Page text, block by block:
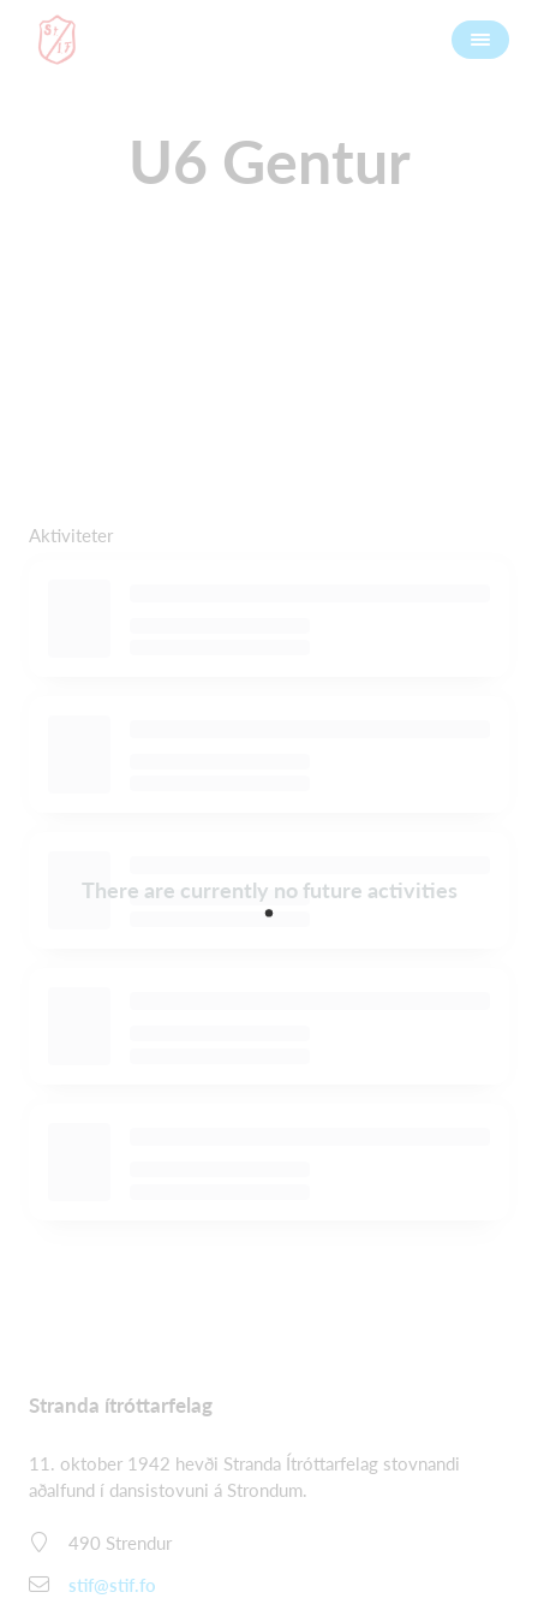
U6 Gentur
Aktiviteter
There are currently no future activities
Stranda ítróttarfelag
11. oktober 1942 hevði Stranda Ítróttarfelag stovnandi
aðalfund í dansistovuni á Strondum.
490 Strendur
stif@stif.fo